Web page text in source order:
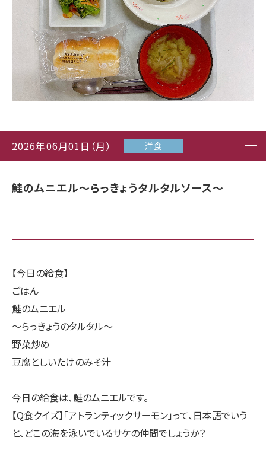
2026年06月01日（月） 洋食
鮭のムニエル〜らっきょうタルタルソース〜
【今日の給食】
ごはん
鮭のムニエル
〜らっきょうのタルタル〜
野菜炒め
豆腐としいたけのみそ汁
今日の給食は､鮭のムニエルです。
【Q食クイズ】「アトランティックサーモン」って、日本語でいう
と、どこの海を泳いでいるサケの仲間でしょうか？